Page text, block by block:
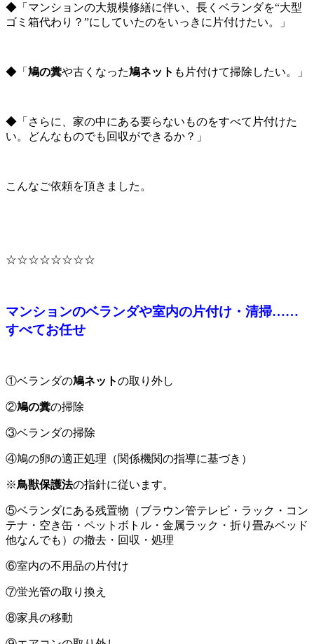
◆「マンションの大規模修繕に伴い、長くベランダを“大型
ゴミ箱代わり？”にしていたのをいっきに片付けたい。」
◆「 鳩の糞や古くなった鳩ネット も片付けて掃除したい。」
◆「さらに、家の中にある要らないものをすべて片付けた
い。どんなものでも回収ができるか？」
こんなご依頼を頂きました。
☆☆☆☆☆☆☆☆
マンションのベランダや室内の片付け・清掃……
すべてお任せ
①ベランダの鳩ネットの取り外し
②鳩の糞の掃除
③ベランダの掃除
④鳩の卵の適正処理（関係機関の指導に基づき）
※鳥獣保護法の指針に従います。
⑤ベランダにある残置物（ブラウン管テレビ・ラック・コン
テナ・空き缶・ペットボトル・金属ラック・折り畳みベッド
他なんでも）の撤去・回収・処理
⑥室内の不用品の片付け
⑦蛍光管の取り換え
⑧家具の移動